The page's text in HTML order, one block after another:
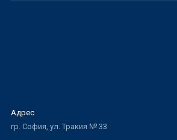
Адрес
гр. София, ул. Тракия № 33